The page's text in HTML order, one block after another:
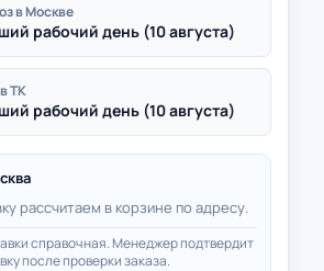
в Москве
рабочий день (10 августа)
ТК
рабочий день (10 августа)
рассчитаем в корзине по адресу.
справочная. Менеджер подтвердит
после проверки заказа.